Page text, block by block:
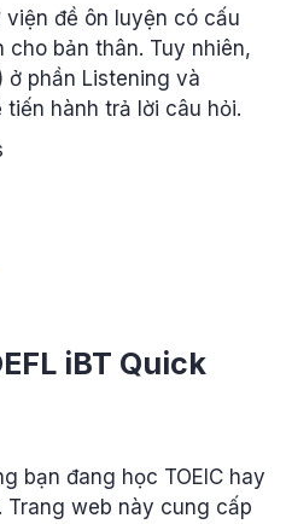
đề ôn luyện có cấu
bản thân. Tuy nhiên,
phần Listening và
hành trả lời câu hỏi.
iBT Quick
bạn đang học TOEIC hay
Trang web này cung cấp